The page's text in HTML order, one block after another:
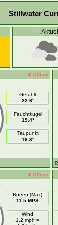
Stillwater
Offline
Gefühlt
22.6°
Feuchtkugel
19.4°
Taupunkt
18.3°
Offline
Böeen (Max)
11.5 MPS
Wind
1.2 mph =